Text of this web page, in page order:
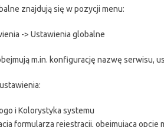
znajdują się w pozycji menu:
-> Ustawienia globalne
m.in. konfigurację nazwę serwisu,
i Kolorystyka systemu
formularza rejestracji, obejmująca opcje